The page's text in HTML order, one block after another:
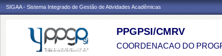
SIGAA - Sistema Integrado de Gestão de Atividades Acadêmicas
PPGPSI/CMRV
COORDENACAO DO